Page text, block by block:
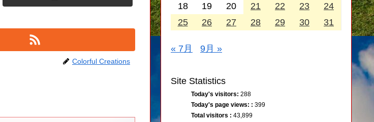
Colorful Creations
18
19 20 21 22 23
24
25
26 27 28 29 30 31
« 7月 9月 »
Site Statistics
Today's visitors: 288
Today's page views: : 399
Total visitors : 43,899